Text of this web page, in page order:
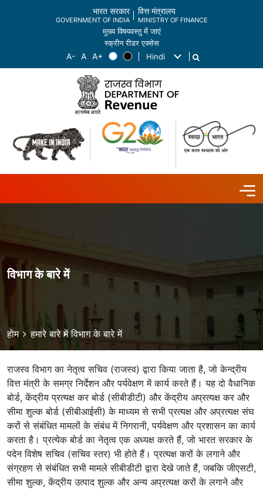
भारत सरकार
GOVERNMENT OF INDIA
वित्त मंत्रालय
MINISTRY OF FINANCE
मुख्य विषयवस्तु में जाएं
स्क्रीन रीडर एक्सेस
Hindi
List additional actions
विभाग के बारे में
Breadcrumb
होम हमारे बारे में विभाग के बारे में
राजस्व विभाग का नेतृत्व सचिव (राजस्व) द्वारा किया जाता है, जो केन्द्रीय
वित्त मंत्री के समग्र निर्देशन और पर्यवेक्षण में कार्य करते हैं। यह दो वैधानिक
बोर्ड, केंद्रीय प्रत्यक्ष कर बोर्ड (सीबीडीटी) और केंद्रीय अप्रत्यक्ष कर और
सीमा शुल्क बोर्ड (सीबीआईसी) के माध्यम से सभी प्रत्यक्ष और अप्रत्यक्ष संघ
करों से संबंधित मामलों के संबंध में निगरानी, ​​पर्यवेक्षण और प्रशासन का कार्य
करता है। प्रत्येक बोर्ड का नेतृत्व एक अध्यक्ष करते हैं, जो भारत सरकार के
पदेन विशेष सचिव (सचिव स्तर) भी होते हैं। प्रत्यक्ष करों के लगाने और
संग्रहण से संबंधित सभी मामले सीबीडीटी द्वारा देखे जाते हैं, जबकि जीएसटी,
सीमा शुल्क, केंद्रीय उत्पाद शुल्क और अन्य अप्रत्यक्ष करों के लगाने और